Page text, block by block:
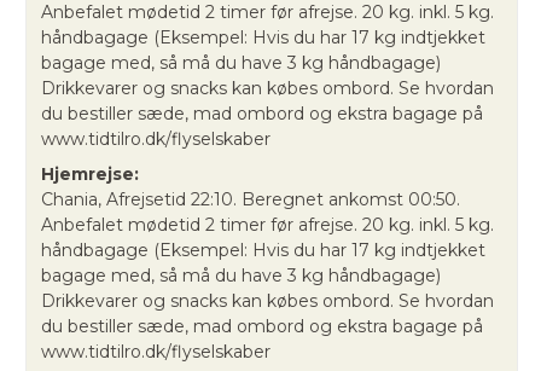
Anbefalet mødetid 2 timer før afrejse. 20 kg. inkl. 5 kg.
håndbagage (Eksempel: Hvis du har 17 kg indtjekket
bagage med, så må du have 3 kg håndbagage)
Drikkevarer og snacks kan købes ombord. Se hvordan
du bestiller sæde, mad ombord og ekstra bagage på
www.tidtilro.dk/flyselskaber
Hjemrejse:
Chania, Afrejsetid 22:10. Beregnet ankomst 00:50.
Anbefalet mødetid 2 timer før afrejse. 20 kg. inkl. 5 kg.
håndbagage (Eksempel: Hvis du har 17 kg indtjekket
bagage med, så må du have 3 kg håndbagage)
Drikkevarer og snacks kan købes ombord. Se hvordan
du bestiller sæde, mad ombord og ekstra bagage på
www.tidtilro.dk/flyselskaber